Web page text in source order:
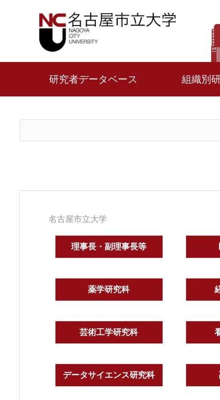
研究者データベース 組織別
名古屋市立大学
理事長・副理事長等
薬学研究科
芸術工学研究科
データサイエンス研究科